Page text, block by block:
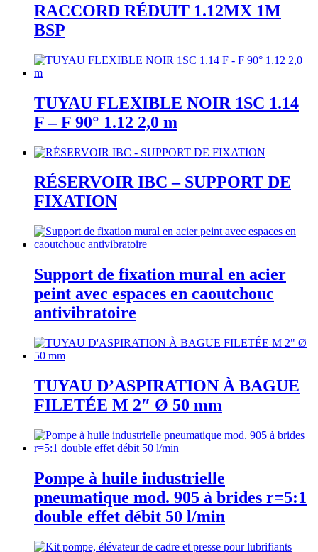
RACCORD RÉDUIT 1.12MX 1M
BSP
TUYAU FLEXIBLE NOIR 1SC 1.14
F – F 90° 1.12 2,0 m
RÉSERVOIR IBC – SUPPORT DE
FIXATION
Support de fixation mural en acier
peint avec espaces en caoutchouc
antivibratoire
TUYAU D’ASPIRATION À BAGUE
FILETÉE M 2″ Ø 50 mm
Pompe à huile industrielle
pneumatique mod. 905 à brides r=5:1
double effet débit 50 l/min